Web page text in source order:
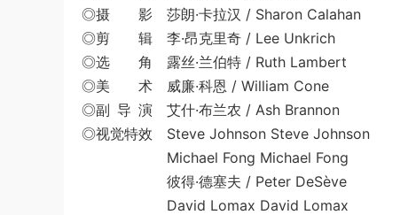
◎摄 影 莎朗·卡拉汉 / Sharon Calahan
◎剪 辑 李·昂克里奇 / Lee Unkrich
◎选 角 露丝·兰伯特 / Ruth Lambert
◎美 术 威廉·科恩 / William Cone
◎副 导 演 艾什·布兰农 / Ash Brannon
◎视觉特效 Steve Johnson Steve Johnson
Michael Fong Michael Fong
彼得·德塞夫 / Peter DeSève
David Lomax David Lomax